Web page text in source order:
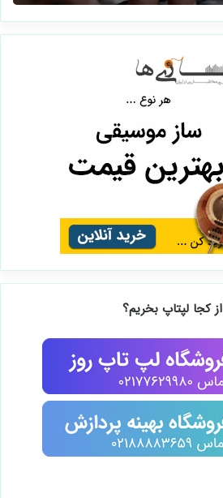
از کجا لپتاپ بخریم؟